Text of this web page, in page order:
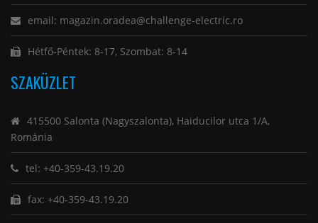
email: magazin.oradea@challenge-electric.ro
Hétfő-Péntek: 8-17, Szombat: 8-14
SZAKÜZLET
415500 Salonta (Nagyszalonta), Haiducilor utca 1/A,
Románia
tel: +40-359-43.19.20
fax: +40-359-43.19.20